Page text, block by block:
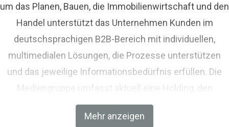
Mehr anzeigen
um das Planen, Bauen, die Immobilienwirtschaft und den
Handel unterstützt das Unternehmen Kunden im
deutschsprachigen B2B-Bereich mit individuellen,
multimedialen Lösungen, die Prozesse unterstützen
und das jeweilige Informationsbedürfnis erfüllen. Die
Mediengruppe umfasst aktuell eine Holding, den
Fachverlag RM Rudolf Müller Medien und mit der BIM
World MUNICH eine Netzwerkplattform für Akteure der